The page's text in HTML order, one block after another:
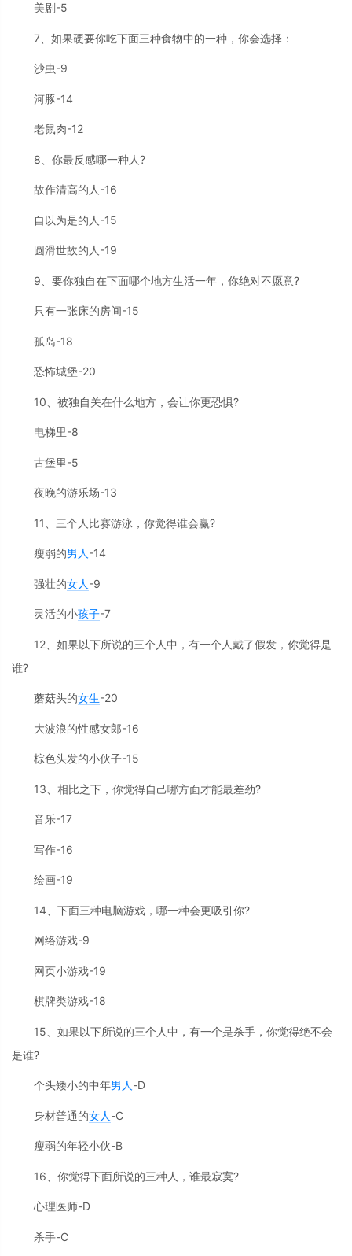
美剧-5
7、如果硬要你吃下面三种食物中的一种，你会选择：
沙虫-9
河豚-14
老鼠肉-12
8、你最反感哪一种人?
故作清高的人-16
自以为是的人-15
圆滑世故的人-19
9、要你独自在下面哪个地方生活一年，你绝对不愿意?
只有一张床的房间-15
孤岛-18
恐怖城堡-20
10、被独自关在什么地方，会让你更恐惧?
电梯里-8
古堡里-5
夜晚的游乐场-13
11、三个人比赛游泳，你觉得谁会赢?
瘦弱的男人 -14
强壮的女人 -9
灵活的小孩子-7
12、如果以下所说的三个人中，有一个人戴了假发，你觉得是
谁?
蘑菇头的女生-20
大波浪的性感女郎-16
棕色头发的小伙子-15
13、相比之下，你觉得自己哪方面才能最差劲?
音乐-17
写作-16
绘画-19
14、下面三种电脑游戏，哪一种会更吸引你?
网络游戏-9
网页小游戏-19
棋牌类游戏-18
15、如果以下所说的三个人中，有一个是杀手，你觉得绝不会
是谁?
个头矮小的中年男人 -D
身材普通的女人 -C
瘦弱的年轻小伙-B
16、你觉得下面所说的三种人，谁最寂寞?
心理医师-D
杀手-C